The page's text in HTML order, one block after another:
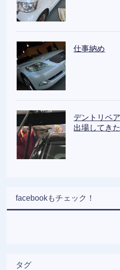
仕事納め
デントリペ
出場してき
facebookもチェック！
タグ